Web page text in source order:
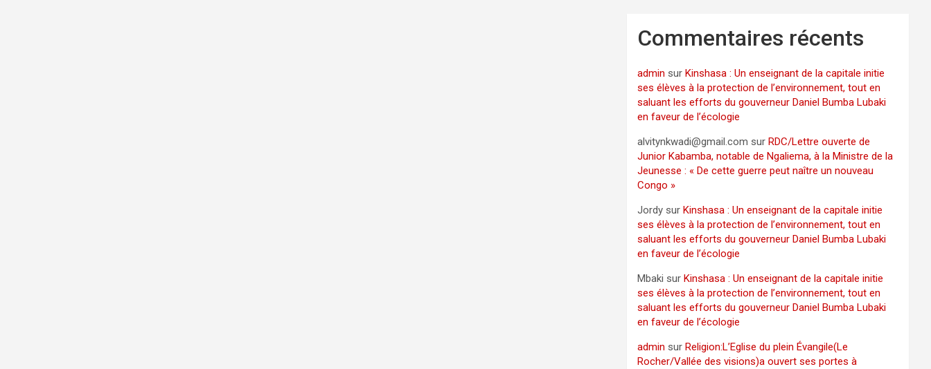
Commentaires récents
admin surKinshasa : Un enseignant de la capitale initie
ses élèves à la protection de l’environnement, tout en
saluant les efforts du gouverneur Daniel Bumba Lubaki
en faveur de l’écologie
alvitynkwadi@gmail.com surRDC/Lettre ouverte de
Junior Kabamba, notable de Ngaliema, à la Ministre de la
Jeunesse : « De cette guerre peut naître un nouveau
Congo »
Jordy surKinshasa : Un enseignant de la capitale initie
ses élèves à la protection de l’environnement, tout en
saluant les efforts du gouverneur Daniel Bumba Lubaki
en faveur de l’écologie
Mbaki surKinshasa : Un enseignant de la capitale initie
ses élèves à la protection de l’environnement, tout en
saluant les efforts du gouverneur Daniel Bumba Lubaki
en faveur de l’écologie
admin surReligion:L’Eglise du plein Évangile(Le
Rocher/Vallée des visions)a ouvert ses portes à